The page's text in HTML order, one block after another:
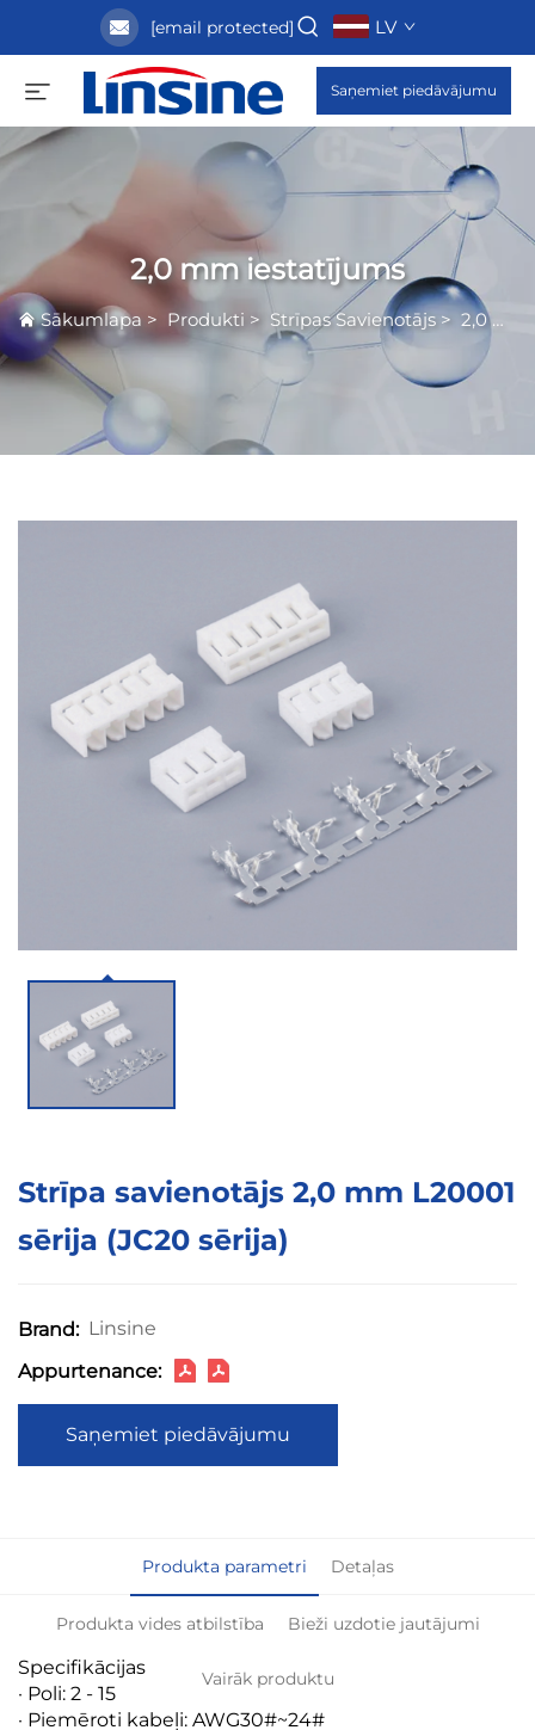
[email protected] LV
Saņemiet piedāvājumu
2,0 mm iestatījums
Sākumlapa > Produkti > Strīpas Savienotājs > 2,0 mm iestatījums
Strīpa savienotājs 2,0 mm L20001
sērija (JC20 sērija)
Brand: Linsine
Appurtenance:
Saņemiet piedāvājumu
Produkta parametri Detaļas
Produkta vides atbilstība Bieži uzdotie jautājumi
Vairāk produktu
Specifikācijas
· Poli: 2 - 15
· Piemēroti kabeļi: AWG30#~24#